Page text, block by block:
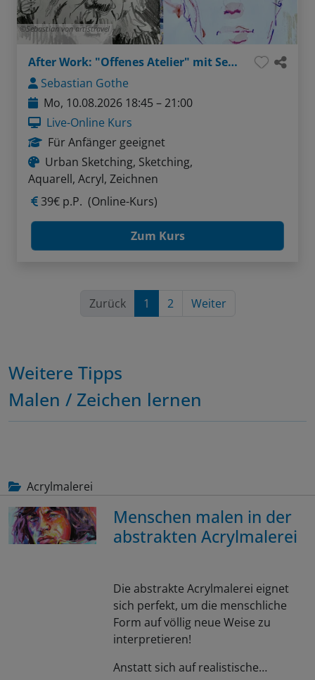
Sebastian von artistravel
After Work: "Offenes Atelier" mit Sebastian - Thema: Gesichter ganz einfach (Bleistift / Aquarellstifte)
Sebastian Gothe
Mo, 10.08.2026 18:45 – 21:00
Live-Online Kurs
Für Anfänger geeignet
Urban Sketching, Sketching,
Aquarell, Acryl, Zeichnen
39€ p.P. (Online-Kurs)
Zum Kurs
Zurück 1 2 Weiter
Weitere Tipps
Malen / Zeichen lernen
Acrylmalerei
Menschen malen in der
abstrakten Acrylmalerei
Die abstrakte Acrylmalerei eignet
sich perfekt, um die menschliche
Form auf völlig neue Weise zu
interpretieren!
Anstatt sich auf realistische…